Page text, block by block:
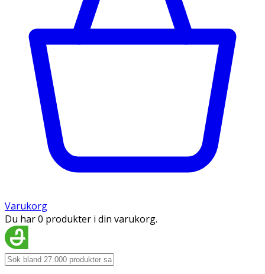
Varukorg
Du har 0 produkter i din varukorg.